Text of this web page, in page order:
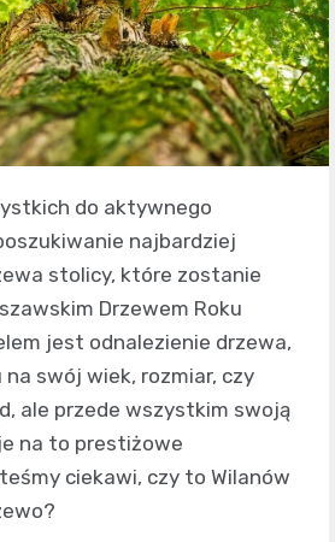
do aktywnego
najbardziej
stolicy, które zostanie
Drzewem Roku
jest odnalezienie drzewa,
swój wiek, rozmiar, czy
ale przede wszystkim swoją
na to prestiżowe
ciekawi, czy to Wilanów